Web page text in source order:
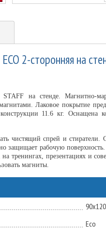
2-сторонняя на
STAFF на стенде. Магнитно-
Лаковое покрытие
11.6 кг. Оснащена
чистящий спрей и
защищает рабочую
тренингах, презентациях и
магниты.
90х120
Eco